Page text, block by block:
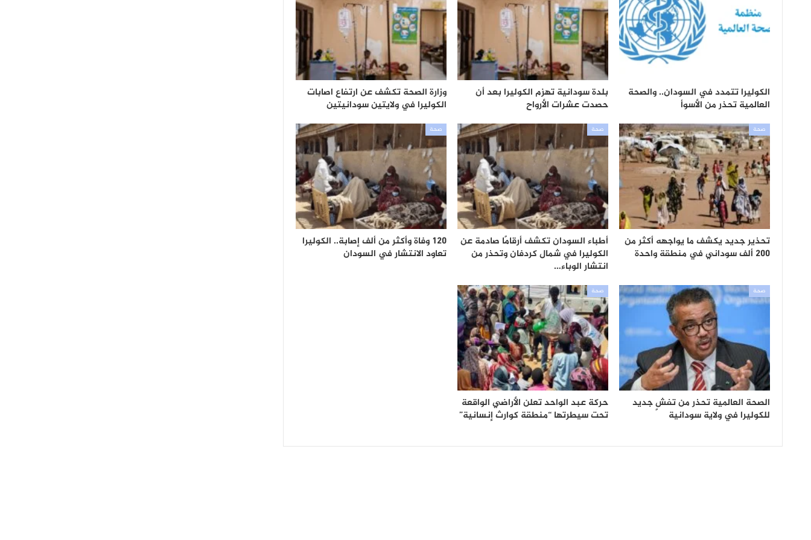
الكوليرا تتمدد في السودان.. والصحة
العالمية تحذر من الأسوأ
بلدة سودانية تهزم الكوليرا بعد أن
حصدت عشرات الأرواح
وزارة الصحة تكشف عن ارتفاع اصابات
الكوليرا في ولايتين سودانيتين
صحة
تحذير جديد يكشف ما يواجهه أكثر من
200 ألف سوداني في منطقة واحدة
صحة
أطباء السودان تكشف أرقامًا صادمة عن
الكوليرا في شمال كردفان وتحذر من
انتشار الوباء…
صحة
120 وفاة وأكثر من ألف إصابة.. الكوليرا
تعاود الانتشار في السودان
صحة
الصحة العالمية تحذر من تفشٍ جديد
للكوليرا في ولاية سودانية
صحة
حركة عبد الواحد تعلن الأراضي الواقعة
تحت سيطرتها “منطقة كوارث إنسانية”